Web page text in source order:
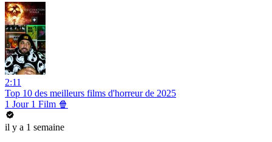
2:11
Top 10 des meilleurs films d'horreur de 2025
1 Jour 1 Film 🍿
il y a 1 semaine